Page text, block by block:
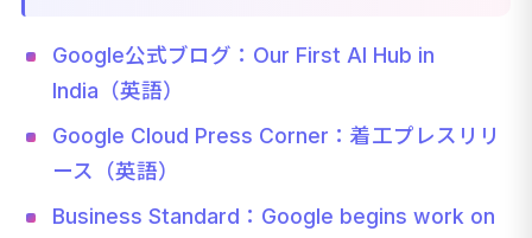
Google公式ブログ：Our First AI Hub in
India（英語）
Google Cloud Press Corner：着工プレスリリ
ース（英語）
Business Standard：Google begins work on